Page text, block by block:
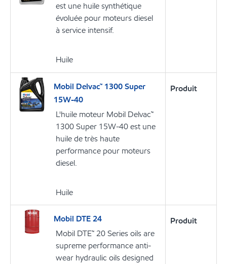
est une huile synthétique
évoluée pour moteurs diesel
à service intensif.
Huile
Mobil Delvac™ 1300 Super
15W-40
L'huile moteur Mobil Delvac™
1300 Super 15W-40 est une
huile de très haute
performance pour moteurs
diesel.
Huile
Produit
Mobil DTE 24
Mobil DTE™ 20 Series oils are
supreme performance anti-
wear hydraulic oils designed
Produit